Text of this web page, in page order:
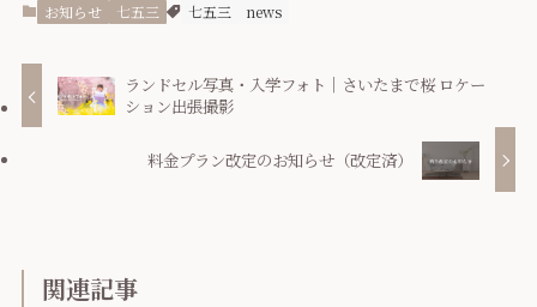
お知らせ 七五三 七五三 news
ランドセル写真・入学フォト｜さいたまで桜 ロケー
ション出張撮影
料金プラン改定のお知らせ（改定済）
関連記事